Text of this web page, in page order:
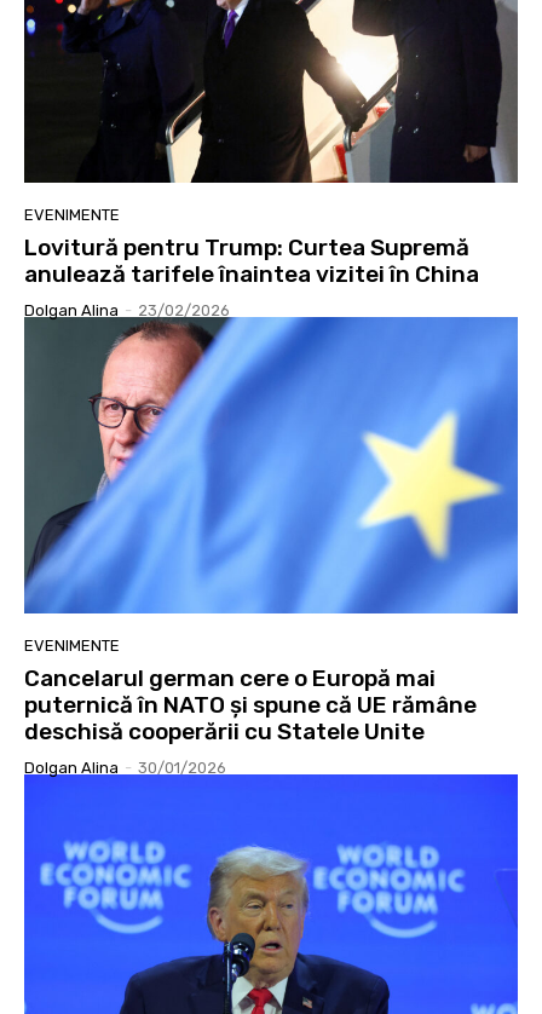
EVENIMENTE
Lovitură pentru Trump: Curtea Supremă
anulează tarifele înaintea vizitei în China
Dolgan Alina - 23/02/2026
EVENIMENTE
Cancelarul german cere o Europă mai
puternică în NATO și spune că UE rămâne
deschisă cooperării cu Statele Unite
Dolgan Alina - 30/01/2026